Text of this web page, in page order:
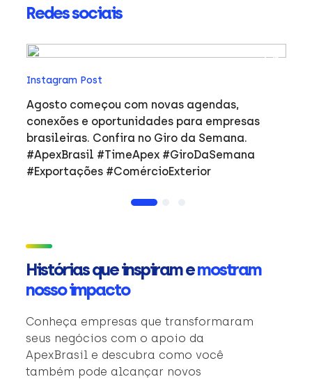
Redes sociais
Instagram Post
Agosto começou com novas agendas,
conexões e oportunidades para empresas
brasileiras. Confira no Giro da Semana.
#ApexBrasil #TimeApex #GiroDaSemana
#Exportações #ComércioExterior
Histórias que inspiram emostram
nosso impacto
Conheça empresas que transformaram
seus negócios com o apoio da
ApexBrasil e descubra como você
também pode alcançar novos